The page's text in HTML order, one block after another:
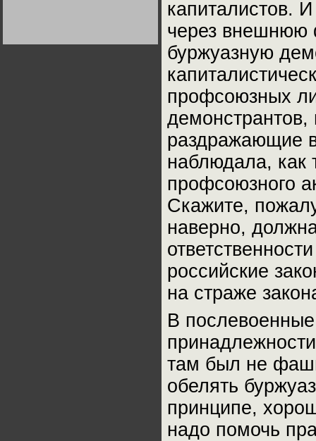
капиталистов.
через внешнюю
буржуазную
профсоюзных
раздражающие
наблюдала, как
профсоюзного
Скажите,
наверно,
российские
на страже
В
там был не
обелять
принципе,
надо помочь